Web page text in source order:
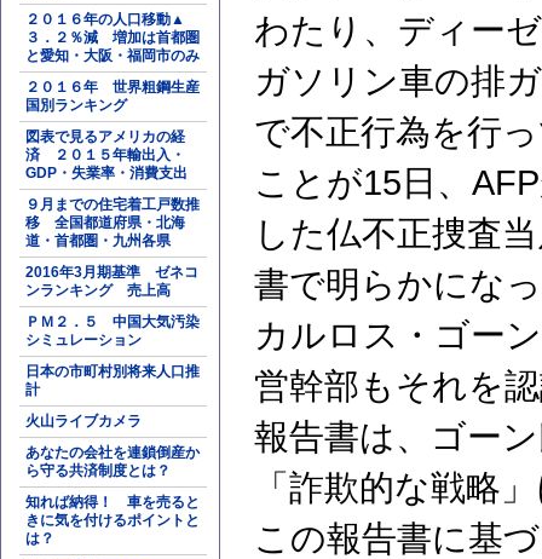
２０１６年の人口移動▲
３．２％減 増加は首都圏
と愛知・大阪・福岡市のみ
２０１６年 世界粗鋼生産
国別ランキング
図表で見るアメリカの経
済 ２０１５年輸出入・
GDP・失業率・消費支出
９月までの住宅着工戸数推
移 全国都道府県・北海
道・首都圏・九州各県
2016年3月期基準 ゼネコ
ンランキング 売上高
ＰＭ２．５ 中国大気汚染
シミュレーション
日本の市町村別将来人口推
計
火山ライブカメラ
あなたの会社を連鎖倒産か
ら守る共済制度とは？
知れば納得！ 車を売ると
きに気を付けるポイントと
は？
わたり、ディー
ガソリン車の排
で不正行為を行
ことが15日、
した仏不正捜査
書で明らかにな
カルロス・ゴー
営幹部もそれを
報告書は、ゴー
「詐欺的な戦略
この報告書に基